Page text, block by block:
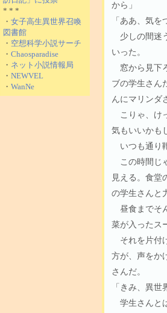
* * *
・ 女子高生異世界召喚
図書館
・ 空想科学小説サーチ
・ Chaosparadise
・ ネット小説情報局
・ NEWVEL
・ WanNe
から」
「ああ、気を
少しの間迷
いった。
窓から見下
ブの学生さん
んにマリンダ
こりゃ、け
気もいいかも
いつも通り
この時間じ
見える。食堂
の学生さんと
昼食までそ
菜が入ったス
それを片付
方が、声をか
さんだ。
「きみ、異
学生さんと